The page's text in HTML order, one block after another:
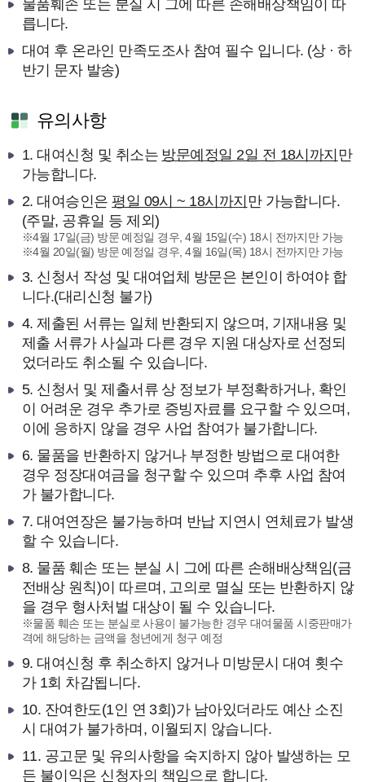
물품훼손 또는 분실 시 그에 따른 손해배상책임이 따
릅니다.
대여 후 온라인 만족도조사 참여 필수 입니다. (상 · 하
반기 문자 발송)
유의사항
1. 대여신청 및 취소는 방문예정일 2일 전 18시까지 만
가능합니다.
2. 대여승인은 평일 09시 ~ 18시까지 만 가능합니다.
(주말, 공휴일 등 제외)
※4월 17일(금) 방문 예정일 경우, 4월 15일(수) 18시 전까지만 가능
※4월 20일(월) 방문 예정일 경우, 4월 16일(목) 18시 전까지만 가능
3. 신청서 작성 및 대여업체 방문은 본인이 하여야 합
니다.(대리신청 불가)
4. 제출된 서류는 일체 반환되지 않으며, 기재내용 및
제출 서류가 사실과 다른 경우 지원 대상자로 선정되
었더라도 취소될 수 있습니다.
5. 신청서 및 제출서류 상 정보가 부정확하거나, 확인
이 어려운 경우 추가로 증빙자료를 요구할 수 있으며,
이에 응하지 않을 경우 사업 참여가 불가합니다.
6. 물품을 반환하지 않거나 부정한 방법으로 대여한
경우 정장대여금을 청구할 수 있으며 추후 사업 참여
가 불가합니다.
7. 대여연장은 불가능하며 반납 지연시 연체료가 발생
할 수 있습니다.
8. 물품 훼손 또는 분실 시 그에 따른 손해배상책임(금
전배상 원칙)이 따르며, 고의로 멸실 또는 반환하지 않
을 경우 형사처벌 대상이 될 수 있습니다.
※물품 훼손 또는 분실로 사용이 불가능한 경우 대여물품 시중판매가
격에 해당하는 금액을 청년에게 청구 예정
9. 대여신청 후 취소하지 않거나 미방문시 대여 횟수
가 1회 차감됩니다.
10. 잔여한도(1인 연 3회)가 남아있더라도 예산 소진
시 대여가 불가하며, 이월되지 않습니다.
11. 공고문 및 유의사항을 숙지하지 않아 발생하는 모
든 불이익은 신청자의 책임으로 합니다.